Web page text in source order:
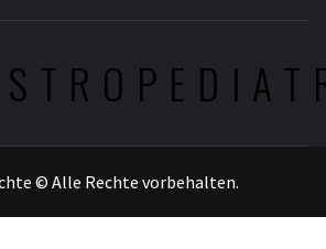
© Alle Rechte vorbehalten.